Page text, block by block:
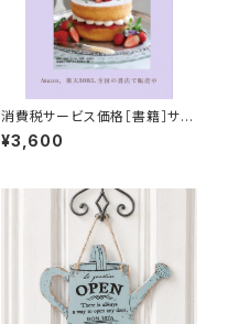
消費税サービス価格［書籍］サイ
ン入り「英国菓子事典」
¥3,600